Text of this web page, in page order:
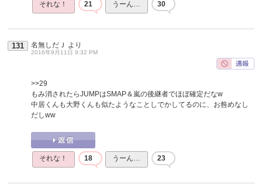
それな！ 21 うーん… 30
131 名無しだＪ より
2016年9月11日 9:32 PM
>>29
もみ消されたらJUMPはSMAP＆嵐の後継者でほぼ確定だなw
中居くんも大野くんも似たようなことしでかしてるのに、お咎めなし
だしww
それな！ 18 うーん… 23